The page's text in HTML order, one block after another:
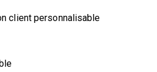
client personnalisable